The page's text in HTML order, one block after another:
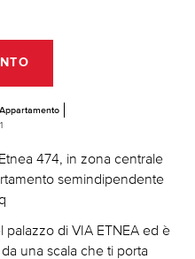
Appartamento
474, in zona centrale
semindipendente
palazzo di VIA ETNEA ed è
una scala che ti porta